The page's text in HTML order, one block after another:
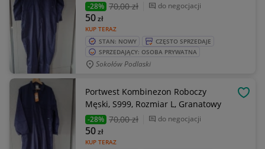
-28% 70,00 zł do negocjacji
KUP TERAZ
50zł
STAN: NOWY
CZĘSTO SPRZEDAJE
SPRZEDAJĄCY: OSOBA PRYWATNA
Sokołów Podlaski
Portwest Kombinezon Roboczy
Męski, S999, Rozmiar L, Granatowy
-28% 70,00 zł do negocjacji
KUP TERAZ
50zł